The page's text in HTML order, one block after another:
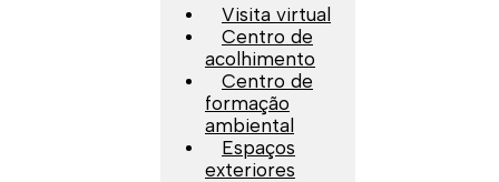
Visita virtual
Centro de
acolhimento
Centro de
formação
ambiental
Espaços
exteriores